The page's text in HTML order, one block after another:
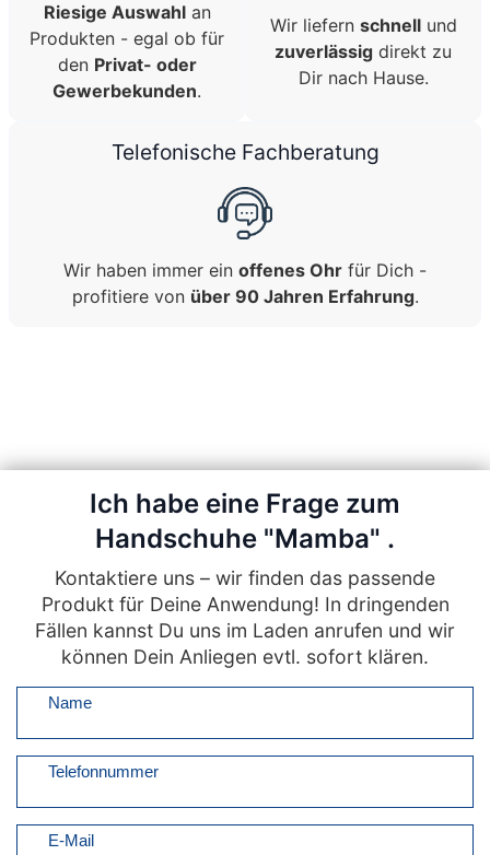
Riesige Auswahlan
Produkten - egal ob für
den Privat- oder
Gewerbekunden.
Wir liefern schnellund
zuverlässig direkt zu
Dir nach Hause.
Telefonische Fachberatung
Wir haben immer ein offenes Ohr für Dich -
profitiere von über 90 Jahren Erfahrung.
Ich habe eine Frage zum
Handschuhe "Mamba" .
Kontaktiere uns – wir finden das passende
Produkt für Deine Anwendung! In dringenden
Fällen kannst Du uns im Laden anrufen und wir
können Dein Anliegen evtl. sofort klären.
Name
Telefonnummer
E-Mail